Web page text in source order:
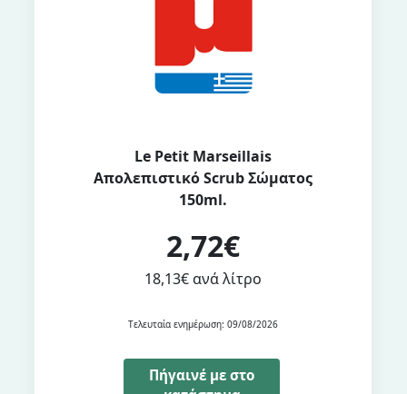
Le Petit Marseillais
Απολεπιστικό Scrub Σώματος
150ml.
2,72€
18,13€ ανά λίτρο
Τελευταία ενημέρωση: 09/08/2026
Πήγαινέ με στο